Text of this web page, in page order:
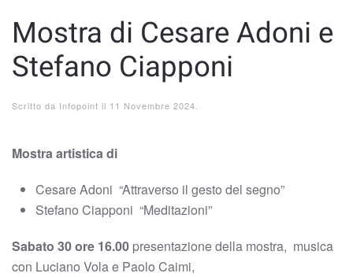
Mostra di Cesare Adoni e
Stefano Ciapponi
Scritto da Infopoint il 11 Novembre 2024
Mostra artistica di
Cesare Adoni “Attraverso il gesto del segno”
Stefano Ciapponi “Meditazioni”
Sabato 30 ore 16.00 presentazione della mostra, musica
con Luciano Vola e Paolo Caimi,